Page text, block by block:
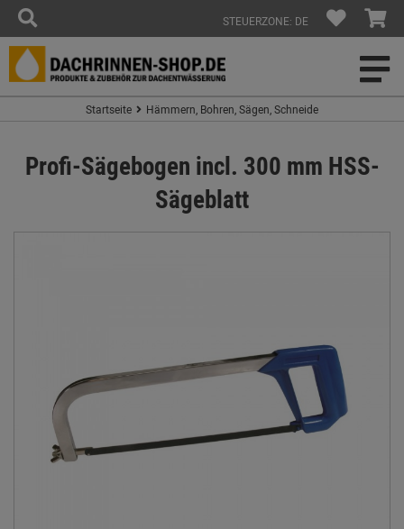
STEUERZONE: DE
Startseite Hämmern, Bohren, Sägen, Schneide
Profi-Sägebogen incl. 300 mm HSS-
Sägeblatt